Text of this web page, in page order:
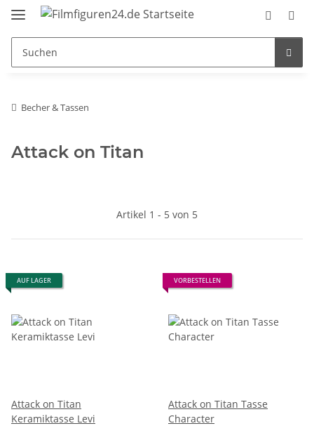
Becher & Tassen
Attack on Titan
Artikel 1 - 5 von 5
AUF LAGER
Attack on Titan
Keramiktasse Levi
VORBESTELLEN
Attack on Titan Tasse
Character